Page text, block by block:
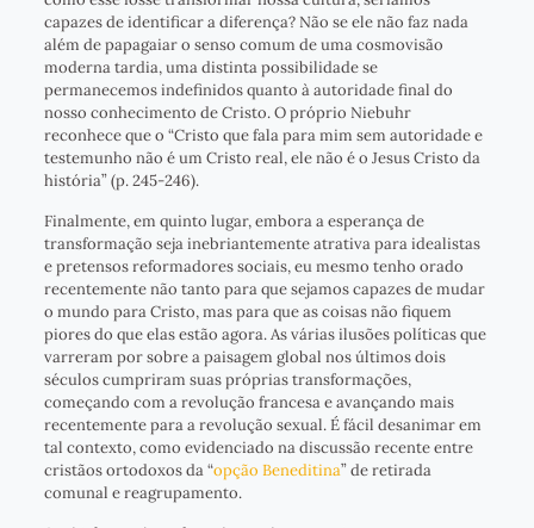
capazes de identificar a diferença? Não se ele não faz nada
além de papagaiar o senso comum de uma cosmovisão
moderna tardia, uma distinta possibilidade se
permanecemos indefinidos quanto à autoridade final do
nosso conhecimento de Cristo. O próprio Niebuhr
reconhece que o “Cristo que fala para mim sem autoridade e
testemunho não é um Cristo real, ele não é o Jesus Cristo da
história” (p. 245-246).
Finalmente, em quinto lugar, embora a esperança de
transformação seja inebriantemente atrativa para idealistas
e pretensos reformadores sociais, eu mesmo tenho orado
recentemente não tanto para que sejamos capazes de mudar
o mundo para Cristo, mas para que as coisas não fiquem
piores do que elas estão agora. As várias ilusões políticas que
varreram por sobre a paisagem global nos últimos dois
séculos cumpriram suas próprias transformações,
começando com a revolução francesa e avançando mais
recentemente para a revolução sexual. É fácil desanimar em
tal contexto, como evidenciado na discussão recente entre
cristãos ortodoxos da “opção Beneditina” de retirada
comunal e reagrupamento.